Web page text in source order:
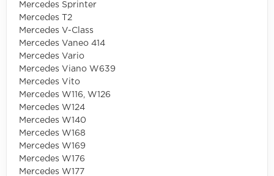
Mercedes Sprinter
Mercedes T2
Mercedes V-Class
Mercedes Vaneo 414
Mercedes Vario
Mercedes Viano W639
Mercedes Vito
Mercedes W116, W126
Mercedes W124
Mercedes W140
Mercedes W168
Mercedes W169
Mercedes W176
Mercedes W177